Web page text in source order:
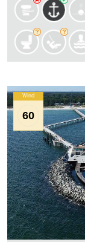
Wind
60